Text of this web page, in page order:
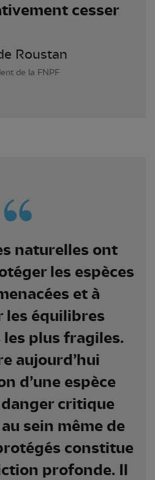
cesser
Roustan
de la FNPF
naturelles ont
les espèces
et à
les équilibres
plus fragiles.
aujourd’hui
d’une espèce
danger critique
sein même de
constitue
profonde. Il